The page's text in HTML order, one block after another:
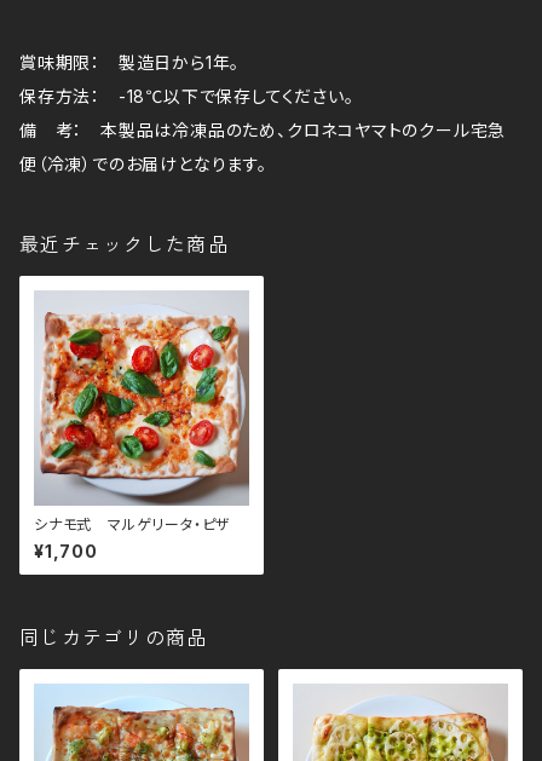
賞味期限： 製造日から1年。
保存方法： -18℃以下で保存してください。
備 考： 本製品は冷凍品のため、クロネコヤマトのクール宅急
便（冷凍）でのお届けとなります。
最近チェックした商品
シナモ式 マルゲリータ・ピザ
¥1,700
同じカテゴリの商品